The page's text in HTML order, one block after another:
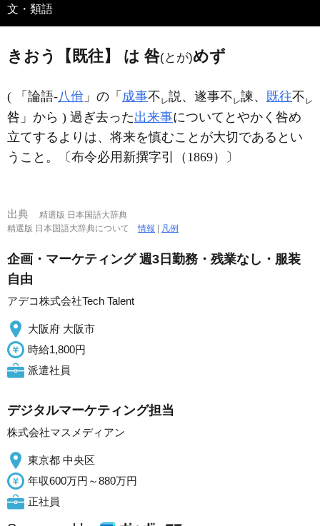
文・類語
きおう【既往】 は 咎(とが)めず
( 「論語‐八佾 」の「 成事不レ説、遂事不レ諫、 既往不レ
咎」から ) 過ぎ去った出来事についてとやかく咎め
立てするよりは、将来を慎むことが大切であるとい
うこと。〔布令必用新撰字引（1869）〕
出典
精選版 日本国語大辞典
精選版 日本国語大辞典について情報 凡例
企画・マーケティング 週3日勤務・残業なし・服装
自由
アデコ株式会社Tech Talent
大阪府 大阪市
時給1,800円
派遣社員
デジタルマーケティング担当
株式会社マスメディアン
東京都 中央区
年収600万円～880万円
正社員